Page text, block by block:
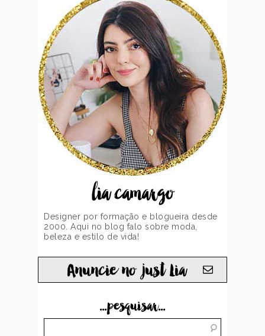
lia camargo
Designer por formação e blogueira desde
2000. Aqui no blog falo sobre moda,
beleza e estilo de vida!
Anuncie no just Lia
...pesquisar...